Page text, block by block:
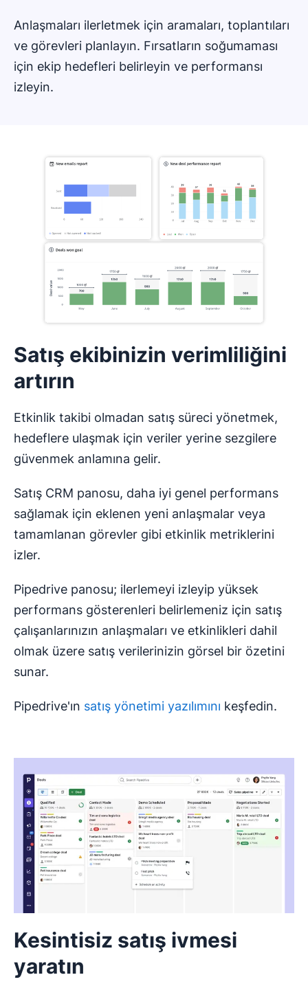
Anlaşmaları ilerletmek için aramaları, toplantıları
ve görevleri planlayın. Fırsatların soğumaması
için ekip hedefleri belirleyin ve performansı
izleyin.
Satış ekibinizin verimliliğini
artırın
Etkinlik takibi olmadan satış süreci yönetmek,
hedeflere ulaşmak için veriler yerine sezgilere
güvenmek anlamına gelir.
Satış CRM panosu, daha iyi genel performans
sağlamak için eklenen yeni anlaşmalar veya
tamamlanan görevler gibi etkinlik metriklerini
izler.
Pipedrive panosu; ilerlemeyi izleyip yüksek
performans gösterenleri belirlemeniz için satış
çalışanlarınızın anlaşmaları ve etkinlikleri dahil
olmak üzere satış verilerinizin görsel bir özetini
sunar.
Pipedrive'ın satış yönetimi yazılımını keşfedin.
Kesintisiz satış ivmesi
yaratın